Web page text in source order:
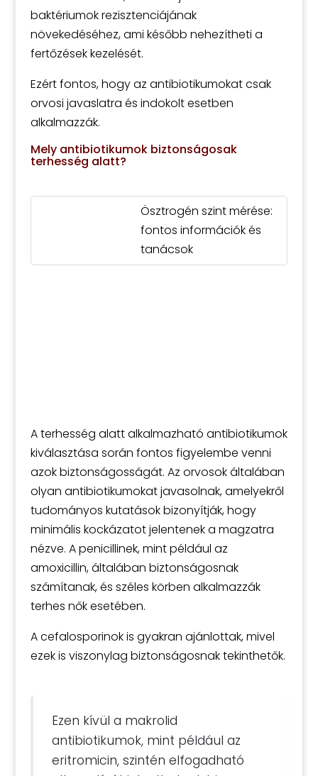
baktériumok rezisztenciájának
növekedéséhez, ami később nehezítheti a
fertőzések kezelését.
Ezért fontos, hogy az antibiotikumokat csak
orvosi javaslatra és indokolt esetben
alkalmazzák.
Mely antibiotikumok biztonságosak
terhesség alatt?
Ösztrogén szint mérése:
fontos információk és
tanácsok
A terhesség alatt alkalmazható antibiotikumok
kiválasztása során fontos figyelembe venni
azok biztonságosságát. Az orvosok általában
olyan antibiotikumokat javasolnak, amelyekről
tudományos kutatások bizonyítják, hogy
minimális kockázatot jelentenek a magzatra
nézve. A penicillinek, mint például az
amoxicillin, általában biztonságosnak
számítanak, és széles körben alkalmazzák
terhes nők esetében.
A cefalosporinok is gyakran ajánlottak, mivel
ezek is viszonylag biztonságosnak tekinthetők.
Ezen kívül a makrolid
antibiotikumok, mint például az
eritromicin, szintén elfogadható